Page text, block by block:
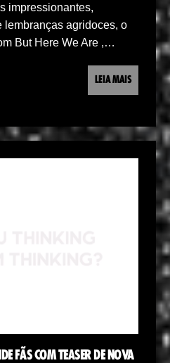
impressionantes,
lembranças agridoces, o
But Here We Are ,…
LEIA MAIS
FÃS COM TEASER DE NOVA